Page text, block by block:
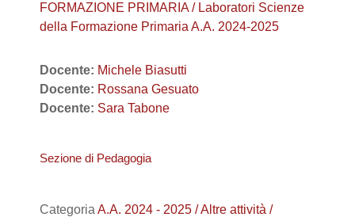
FORMAZIONE PRIMARIA / Laboratori Scienze
della Formazione Primaria A.A. 2024-2025
Docente: Michele Biasutti
Docente: Rossana Gesuato
Docente: Sara Tabone
Sezione di Pedagogia
Categoria A.A. 2024 - 2025 / Altre attività /